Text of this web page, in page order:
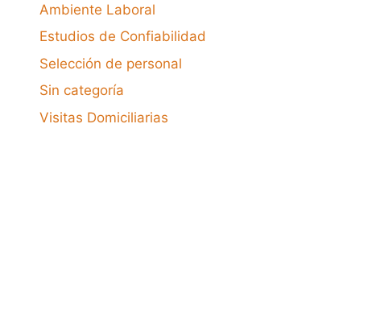
Ambiente Laboral
Estudios de Confiabilidad
Selección de personal
Sin categoría
Visitas Domiciliarias